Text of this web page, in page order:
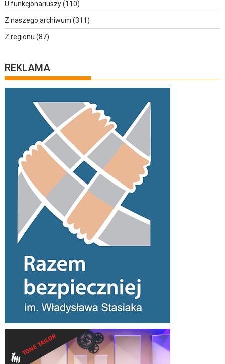
U funkcjonariuszy(110)
Z naszego archiwum (311)
Z regionu (87)
REKLAMA